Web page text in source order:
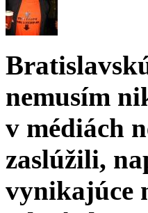
nemusím
v médiách
zaslúžili,
vynikajúce